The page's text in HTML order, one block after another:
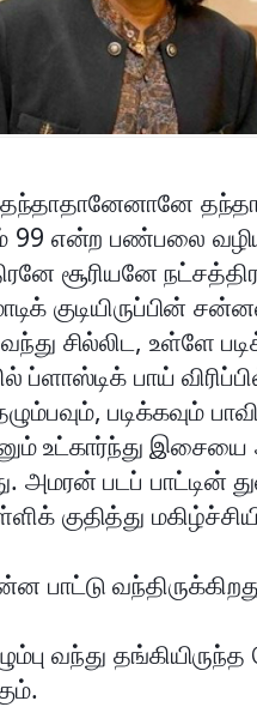
99 என்ற பண்பலை
சூரியனே
குடியிருப்பின்
சில்லிட, உள்ளே
ப்ளாஸ்டிக் பாய்
படிக்கவும்
உட்கார்ந்து
அமரன் படப் பாட்டின்
குதித்து
பாட்டு
வந்து தங்கியிருந்த